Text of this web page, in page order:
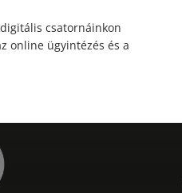
csatornáinkon
online ügyintézés és a